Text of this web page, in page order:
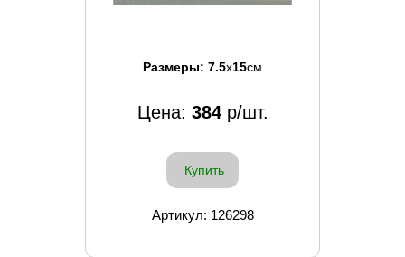
Размеры: 7.5x15см
Цена: 384р/шт.
Купить
Артикул: 126298